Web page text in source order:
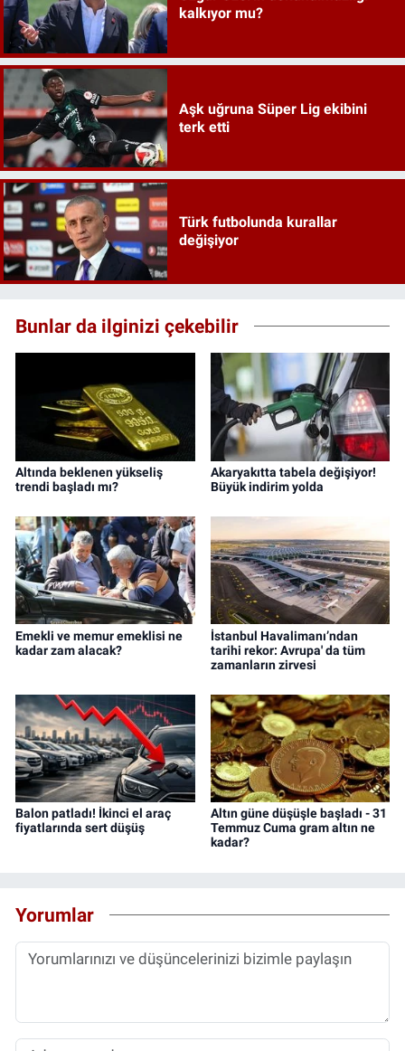
kalkıyor mu?
Aşk uğruna Süper Lig ekibini
terk etti
Türk futbolunda kurallar
değişiyor
Bunlar da ilginizi çekebilir
Altında beklenen yükseliş
trendi başladı mı?
Akaryakıtta tabela değişiyor!
Büyük indirim yolda
Emekli ve memur emeklisi ne
kadar zam alacak?
İstanbul Havalimanı’ndan
tarihi rekor: Avrupa' da tüm
zamanların zirvesi
Balon patladı! İkinci el araç
fiyatlarında sert düşüş
Altın güne düşüşle başladı - 31
Temmuz Cuma gram altın ne
kadar?
Yorumlar